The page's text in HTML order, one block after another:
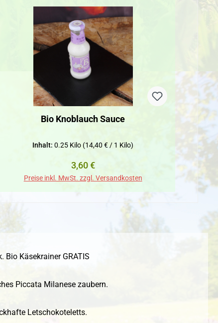
Bio Knoblauch Sauce
Inhalt:0.25 Kilo (14,40 € / 1 Kilo)
Regulärer Preis:
3,60 €
Preise inkl. MwSt. zzgl. Versandkosten
Bio Käsekrainer GRATIS
Piccata Milanese zaubern.
Letschokoteletts.